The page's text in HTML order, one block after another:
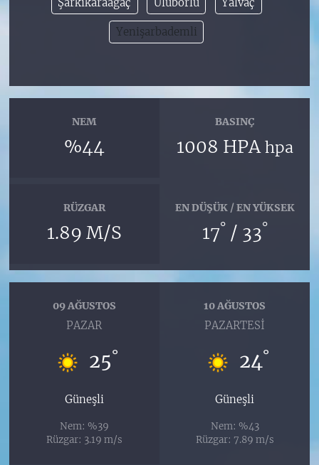
Yenişarbademli
NEM
%44
BASINÇ
1008 HPAhpa
RÜZGAR
1.89 M/S
EN DÜŞÜK / EN YÜKSEK
17° / 33°
09 AĞUSTOS
PAZAR
25°
Güneşli
Nem: %39
Rüzgar: 3.19 m/s
10 AĞUSTOS
PAZARTESI
24°
Güneşli
Nem: %43
Rüzgar: 7.89 m/s